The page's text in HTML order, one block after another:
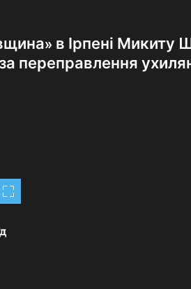
в Ірпені Микиту
переправлення